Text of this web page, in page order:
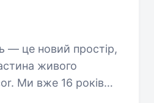
живого
Ми вже 16 років